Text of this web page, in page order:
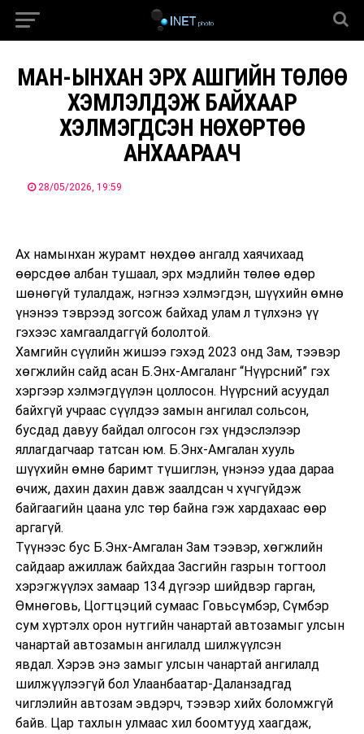
МАН-ЫНХАН ЭРХ АШГИЙН ТӨЛӨӨ
ХЭМЛЭЛДЭЖ БАЙХААР
ХЭЛМЭГДСЭН НӨХӨРТӨӨ
АНХААРААЧ
28/05/2026, 19:59
Ах намынхан журамт нөхдөө ангалд хаячихаад
өөрсдөө албан тушаал, эрх мэдлийн төлөө өдөр
шөнөгүй тулалдаж, нэгнээ хэлмэгдэн, шүүхийн өмнө
үнэнээ тэврээд зогсож байхад улам л түлхэнэ үү
гэхээс хамгаалдаггүй бололтой.
Хамгийн сүүлийн жишээ гэхэд 2023 онд Зам, тээвэр
хөгжлийн сайд асан Б.Энх-Амгаланг “Нүүрсний” гэх
хэргээр хэлмэгдүүлэн цоллосон. Нүүрсний асуудал
байхгүй учраас сүүлдээ замын ангилал сольсон,
бусдад давуу байдал олгосон гэх үндэслэлээр
яллагдагчаар татсан юм. Б.Энх-Амгалан хууль
шүүхийн өмнө баримт түшиглэн, үнэнээ удаа дараа
өчиж, дахин дахин давж заалдсан ч хүчгүйдэж
байгаагийн цаана улс төр байна гэж хардахаас өөр
аргагүй.
Түүнээс бус Б.Энх-Амгалан Зам тээвэр, хөгжлийн
сайдаар ажиллаж байхдаа Засгийн газрын тогтоол
хэрэгжүүлэх замаар 134 дүгээр шийдвэр гарган,
Өмнөговь, Цогтцэций сумаас Говьсүмбэр, Сүмбэр
сум хүртэлх орон нутгийн чанартай автозамыг улсын
чанартай автозамын ангилалд шилжүүлсэн
явдал. Хэрэв энэ замыг улсын чанартай ангилалд
шилжүүлээгүй бол Улаанбаатар-Даланзадгад
чиглэлийн автозам эвдэрч, тээвэр хийх боломжгүй
байв. Цар тахлын улмаас хил боомтууд хаагдаж,